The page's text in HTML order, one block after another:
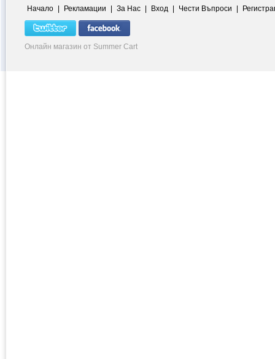
Начало | Рекламации | За Нас | Вход | Чести Въпроси |
Онлайн магазин от Summer Cart